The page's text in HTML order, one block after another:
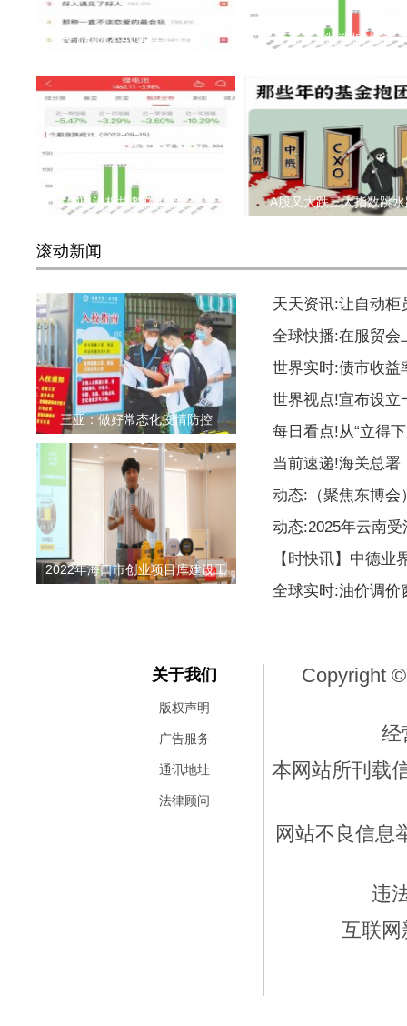
DR钻戒成本4000卖1.5万上热 食品加工制造板块近一
锂电池板块整体涨幅-3.9 A股又大跌三大指数跳
滚动新闻
三亚：做好常态化疫情防控
2022年海口市创业项目库建设工
天天资讯:让自动柜
全球快播:在服贸会
世界实时:债市收益
世界视点!宣布设立
每日看点!从“立得
当前速递!海关总署
动态:（聚焦东博会
动态:2025年云南
【时快讯】中德
全球实时:油价调价
关于我们
版权声明
广告服务
通讯地址
法律顾问
Copyright
经
本网站所刊载
网站不良信息
违
互联网